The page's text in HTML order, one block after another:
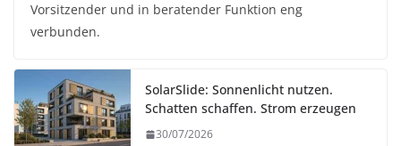
Vorsitzender und in beratender Funktion eng
verbunden.
SolarSlide: Sonnenlicht nutzen.
Schatten schaffen. Strom erzeugen
30/07/2026